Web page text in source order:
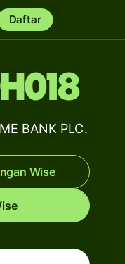
Daftar
BANK PLC.
Wise